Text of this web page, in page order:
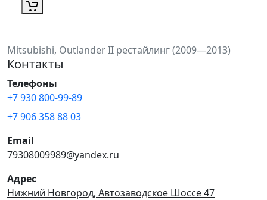
Mitsubishi, Outlander II рестайлинг (2009—2013)
Контакты
Телефоны
+7 930 800-99-89
+7 906 358 88 03
Email
79308009989@yandex.ru
Адрес
Нижний Новгород, Автозаводское Шоссе 47